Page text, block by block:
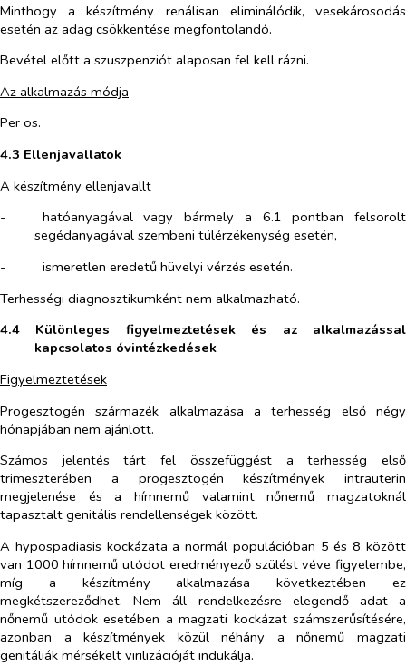
Minthogy a készítmény renálisan eliminálódik, vesekárosodás
esetén az adag csökkentése megfontolandó.
Bevétel előtt a szuszpenziót alaposan fel kell rázni.
Az alkalmazás módja
Per os.
4.3 Ellenjavallatok
A készítmény ellenjavallt
-​
hatóanyagával vagy bármely a 6.1 pontban felsorolt
segédanyagával szembeni túlérzékenység esetén,
-​
ismeretlen eredetű hüvelyi vérzés esetén.
Terhességi diagnosztikumként nem alkalmazható.
4.4 Különleges figyelmeztetések és az alkalmazással
kapcsolatos óvintézkedések
Figyelmeztetések
Progesztogén származék alkalmazása a terhesség első négy
hónapjában nem ajánlott.
Számos jelentés tárt fel összefüggést a terhesség első
trimeszterében a progesztogén készítmények intrauterin
megjelenése és a hímnemű valamint nőnemű magzatoknál
tapasztalt genitális rendellenségek között.
A hypospadiasis kockázata a normál populációban 5 és 8 között
van 1000 hímnemű utódot eredményező szülést véve figyelembe,
míg a készítmény alkalmazása következtében ez
megkétszereződhet. Nem áll rendelkezésre elegendő adat a
nőnemű utódok esetében a magzati kockázat számszerűsítésére,
azonban a készítmények közül néhány a nőnemű magzati
genitáliák mérsékelt virilizációját indukálja.